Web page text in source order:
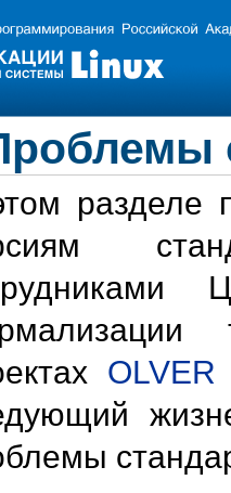
разделе
OLVER